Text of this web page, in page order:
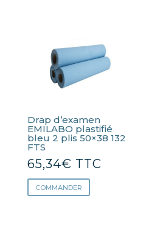
Drap d’examen
EMILABO plastifié
bleu 2 plis 50×38 132
FTS
65,34€ TTC
COMMANDER